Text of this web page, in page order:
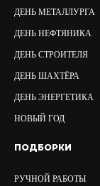
ДЕНЬ МЕТАЛЛУРГА
ДЕНЬ НЕФТЯНИКА
ДЕНЬ СТРОИТЕЛЯ
ДЕНЬ ШАХТЁРА
ДЕНЬ ЭНЕРГЕТИКА
НОВЫЙ ГОД
ПОДБОРКИ
РУЧНОЙ РАБОТЫ